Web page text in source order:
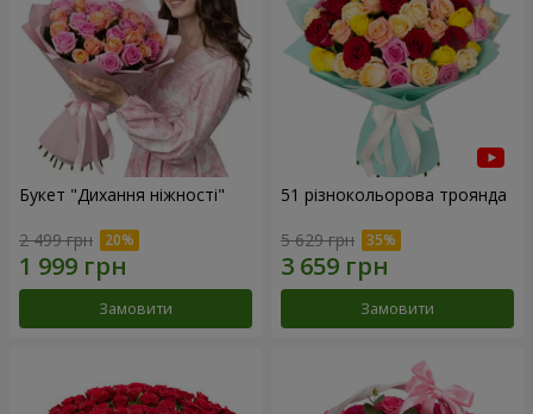
Букет "Дихання ніжності"
2 499 грн
Замовити
51 різнокольорова троянда
5 629 грн
Замовити